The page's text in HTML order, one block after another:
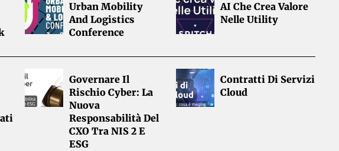
Urban Mobility
And Logistics
Conference
AI Che Crea Valore
Nelle Utility
Governare Il
Rischio Cyber: La
Nuova
Responsabilità Del
CXO Tra NIS 2 E
ESG
Contratti Di Servizi
Cloud